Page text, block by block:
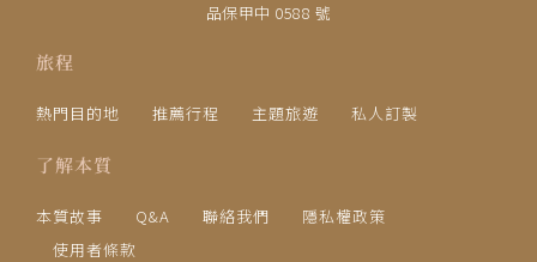
品保甲中 0588 號
旅程
熱門目的地 推薦行程 主題旅遊 私人訂製
了解本質
本質故事 Q&A 聯絡我們
隱私權政策
使用者條款